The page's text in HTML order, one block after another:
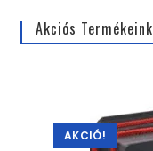
Akciós Termékeink
AKCIÓ!